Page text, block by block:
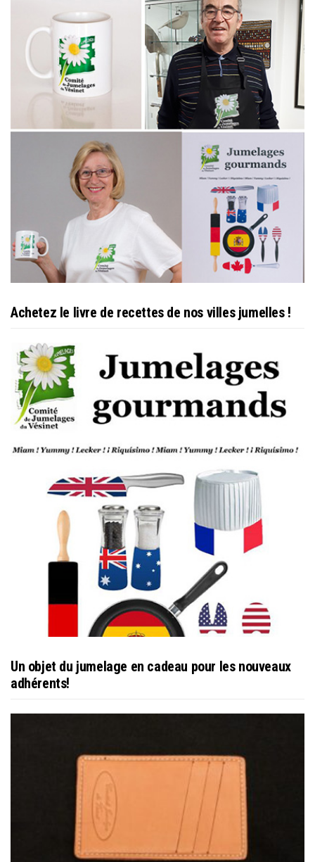
Achetez le livre de recettes de nos villes jumelles !
Un objet du jumelage en cadeau pour les nouveaux
adhérents!